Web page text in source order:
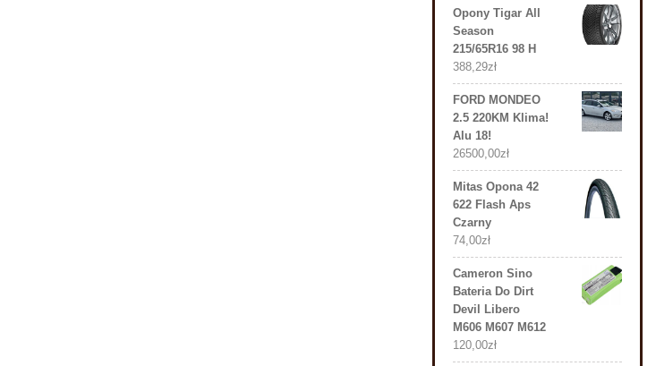
Opony Tigar All
Season
215/65R16 98 H
388,29zł
FORD MONDEO
2.5 220KM Klima!
Alu 18!
26500,00zł
Mitas Opona 42
622 Flash Aps
Czarny
74,00zł
Cameron Sino
Bateria Do Dirt
Devil Libero
M606 M607 M612
120,00zł